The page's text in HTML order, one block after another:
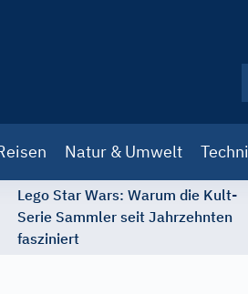
Natur & Umwelt
Lego Star Wars: Warum die Kult-
Serie Sammler seit Jahrzehnten
fasziniert